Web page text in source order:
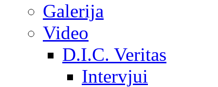
Galerija
Video
D.I.C. Veritas
Intervjui